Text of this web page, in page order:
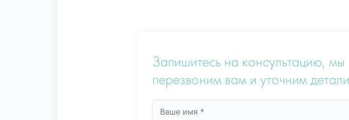
Запишитесь на консультацию, мы
перезвоним вам и уточним детали